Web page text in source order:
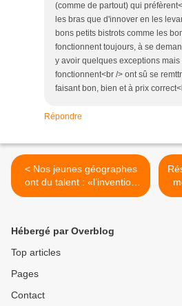
(comme de partout) qui
les bras que d'innover en les
bons petits bistrots comme les
fonctionnent toujours, à se
y avoir quelques exceptions
fonctionnent<br /> ont sû se
faisant bon, bien et à prix
Répondre
< Nos jeunes géographes
ont du talent : «l’invention
des Terroirs» par Raphaël
Hébergé par Overblog
Top articles
Pages
Contact